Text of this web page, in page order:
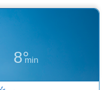
8°
min